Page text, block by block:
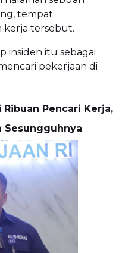
tempat
kerja tersebut.
insiden itu sebagai
pekerjaan di
Pencari Kerja,
Sesungguhnya